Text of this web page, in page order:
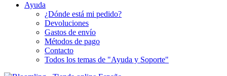
Ayuda
¿Dónde está mi pedido?
Devoluciones
Gastos de envío
Métodos de pago
Contacto
Todos los temas de "Ayuda y Soporte"